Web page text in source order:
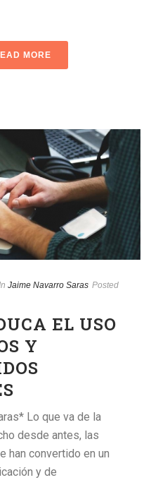
MORE
Jaime Navarro Saras Posted
EL USO
Y
Lo que va de la
desde antes, las
han convertido en un
y de